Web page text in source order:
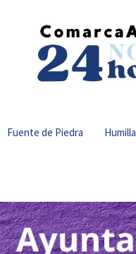
Fuente de Piedra